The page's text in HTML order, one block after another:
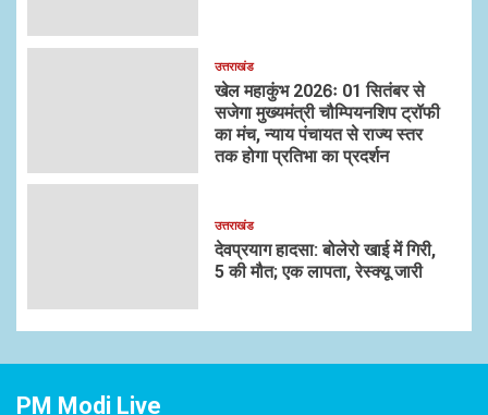
उत्तराखंड
खेल महाकुंभ 2026ः 01 सितंबर से
सजेगा मुख्यमंत्री चौम्पियनशिप ट्रॉफी
का मंच, न्याय पंचायत से राज्य स्तर
तक होगा प्रतिभा का प्रदर्शन
उत्तराखंड
देवप्रयाग हादसा: बोलेरो खाई में गिरी,
5 की मौत; एक लापता, रेस्क्यू जारी
PM Modi Live